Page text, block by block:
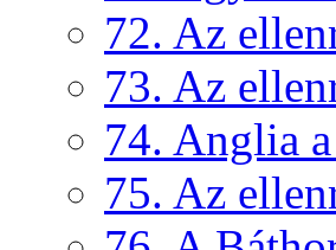
72. Az
73. Az
74. Anglia
75. Az